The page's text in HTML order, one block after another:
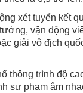
xét tuyển kết
vận động
giải vô địch
thông trình độ
sư phạm âm